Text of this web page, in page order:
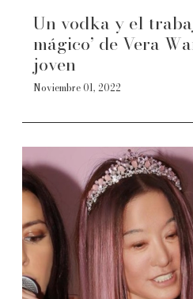
Un vodka y el
mágico’ de Vera
joven
Noviembre 01, 2022